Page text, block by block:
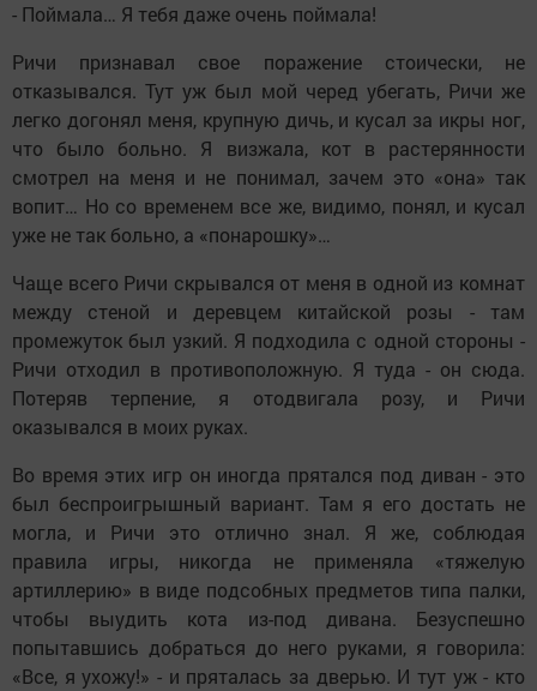
- Поймала… Я тебя даже очень поймала!
Ричи признавал свое поражение стоически, не
отказывался. Тут уж был мой черед убегать, Ричи же
легко догонял меня, крупную дичь, и кусал за икры ног,
что было больно. Я визжала, кот в растерянности
смотрел на меня и не понимал, зачем это «она» так
вопит… Но со временем все же, видимо, понял, и кусал
уже не так больно, а «понарошку»…
Чаще всего Ричи скрывался от меня в одной из комнат
между стеной и деревцем китайской розы - там
промежуток был узкий. Я подходила с одной стороны -
Ричи отходил в противоположную. Я туда - он сюда.
Потеряв терпение, я отодвигала розу, и Ричи
оказывался в моих руках.
Во время этих игр он иногда прятался под диван - это
был беспроигрышный вариант. Там я его достать не
могла, и Ричи это отлично знал. Я же, соблюдая
правила игры, никогда не применяла «тяжелую
артиллерию» в виде подсобных предметов типа палки,
чтобы выудить кота из-под дивана. Безуспешно
попытавшись добраться до него руками, я говорила:
«Все, я ухожу!» - и пряталась за дверью. И тут уж - кто